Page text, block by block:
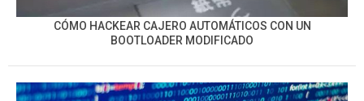
CÓMO HACKEAR CAJERO AUTOMÁTICOS CON UN
BOOTLOADER MODIFICADO